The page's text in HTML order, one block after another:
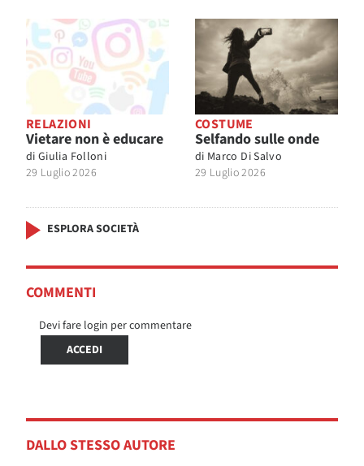
RELAZIONI
Vietare non è educare
di Giulia Folloni
29 Luglio 2026
COSTUME
Selfando sulle onde
di Marco Di Salvo
29 Luglio 2026
ESPLORA SOCIETÀ
COMMENTI
Devi fare login per commentare
ACCEDI
DALLO STESSO AUTORE